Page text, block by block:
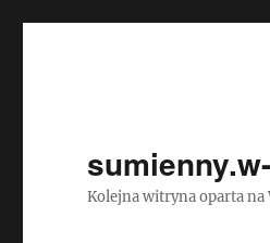
Kolejna witryna oparta na